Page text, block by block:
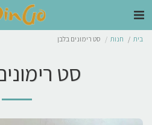
בית חנות סט רימונים בלבן
סט